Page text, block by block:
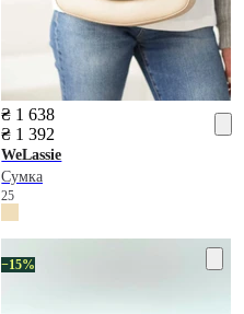
₴ 1 638
₴ 1 392
WeLassie
Сумка
25
−15%